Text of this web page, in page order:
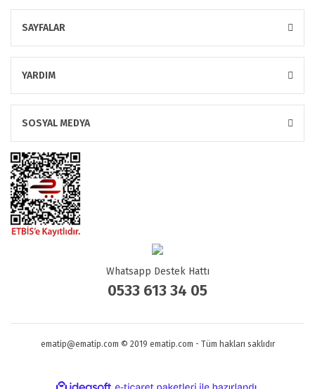
SAYFALAR
YARDIM
SOSYAL MEDYA
Whatsapp Destek Hattı
0533 613 34 05
ematip@ematip.com © 2019 ematip.com - Tüm hakları saklıdır